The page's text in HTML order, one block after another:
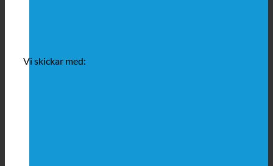
Vi skickar med: